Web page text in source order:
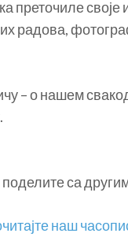
преточиле своје
радова,
– о нашем
поделите са
наш